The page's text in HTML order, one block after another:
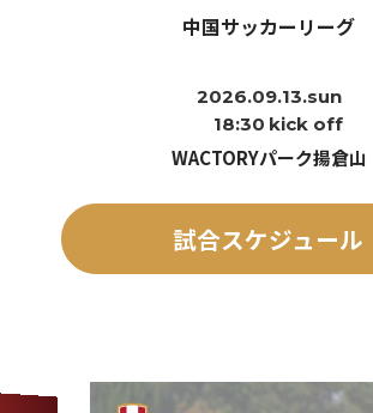
中国サッカーリーグ
2026.09.13.sun
18:30 kick off
WACTORYパーク揚倉山
試合スケジュール